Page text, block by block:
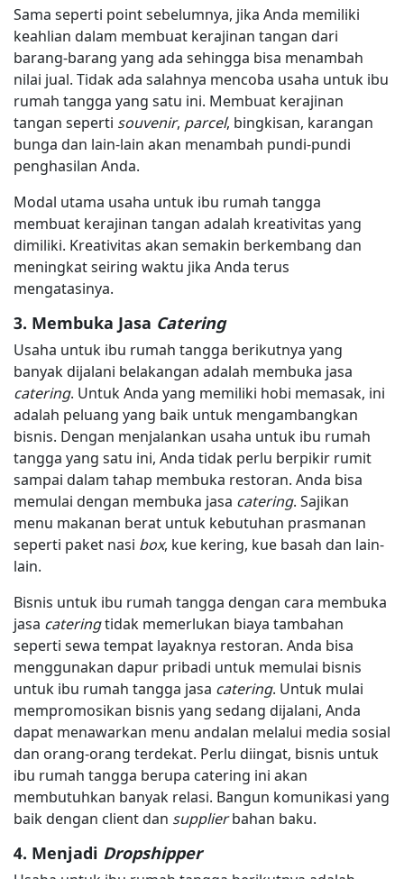
Sama seperti point sebelumnya, jika Anda memiliki
keahlian dalam membuat kerajinan tangan dari
barang-barang yang ada sehingga bisa menambah
nilai jual. Tidak ada salahnya mencoba usaha untuk ibu
rumah tangga yang satu ini. Membuat kerajinan
tangan seperti souvenir, parcel, bingkisan, karangan
bunga dan lain-lain akan menambah pundi-pundi
penghasilan Anda.
Modal utama usaha untuk ibu rumah tangga
membuat kerajinan tangan adalah kreativitas yang
dimiliki. Kreativitas akan semakin berkembang dan
meningkat seiring waktu jika Anda terus
mengatasinya.
3. Membuka Jasa Catering
Usaha untuk ibu rumah tangga berikutnya yang
banyak dijalani belakangan adalah membuka jasa
catering. Untuk Anda yang memiliki hobi memasak, ini
adalah peluang yang baik untuk mengambangkan
bisnis. Dengan menjalankan usaha untuk ibu rumah
tangga yang satu ini, Anda tidak perlu berpikir rumit
sampai dalam tahap membuka restoran. Anda bisa
memulai dengan membuka jasa catering. Sajikan
menu makanan berat untuk kebutuhan prasmanan
seperti paket nasi box, kue kering, kue basah dan lain-
lain.
Bisnis untuk ibu rumah tangga dengan cara membuka
jasa cateringtidak memerlukan biaya tambahan
seperti sewa tempat layaknya restoran. Anda bisa
menggunakan dapur pribadi untuk memulai bisnis
untuk ibu rumah tangga jasa catering. Untuk mulai
mempromosikan bisnis yang sedang dijalani, Anda
dapat menawarkan menu andalan melalui media sosial
dan orang-orang terdekat. Perlu diingat, bisnis untuk
ibu rumah tangga berupa catering ini akan
membutuhkan banyak relasi. Bangun komunikasi yang
baik dengan client dan supplierbahan baku.
4. Menjadi Dropshipper